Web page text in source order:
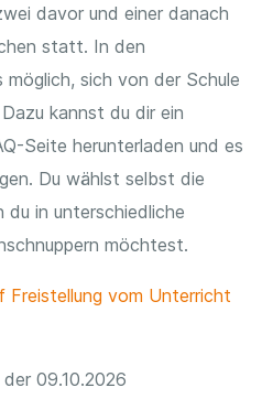
davor und einer danach
statt. In den
sich von der Schule
kannst du dir ein
Seite herunterladen und es
Du wählst selbst die
du in unterschiedliche
möchtest.
Freistellung vom Unterricht
09.10.2026